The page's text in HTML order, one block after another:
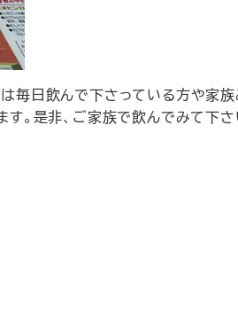
毎日飲んで下さっている方や家
。是非、ご家族で飲んでみて下さ